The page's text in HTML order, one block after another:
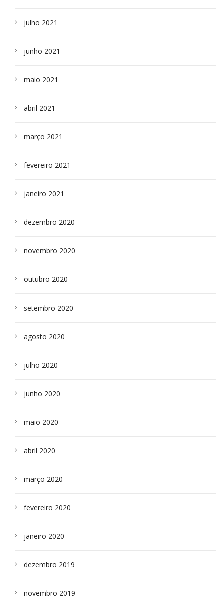
julho 2021
junho 2021
maio 2021
abril 2021
março 2021
fevereiro 2021
janeiro 2021
dezembro 2020
novembro 2020
outubro 2020
setembro 2020
agosto 2020
julho 2020
junho 2020
maio 2020
abril 2020
março 2020
fevereiro 2020
janeiro 2020
dezembro 2019
novembro 2019